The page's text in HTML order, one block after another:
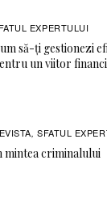
EXPERTULUI
să-ți gestionezi
un viitor
, SFATUL
mintea criminalului